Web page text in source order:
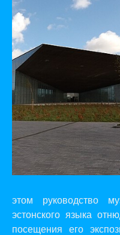
этом руководство
эстонского языка
посещения его